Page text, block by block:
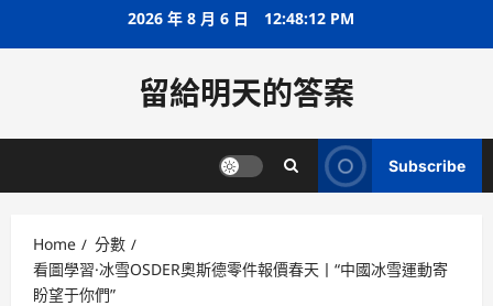
2026 年 8 月 6 日 12:48:13 PM
留給明天的答案
Subscribe
Home
分數
看圖學習·冰雪OSDER奧斯德零件報價春天丨“中國冰雪運動寄
盼望于你們”